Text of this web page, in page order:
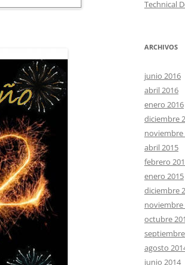
Technical
ARCHIVOS
junio 2016
abril 2016
enero 2016
diciembre
noviembre
abril 2015
febrero
enero 2015
diciembre
noviembre
octubre
agosto
junio 2014